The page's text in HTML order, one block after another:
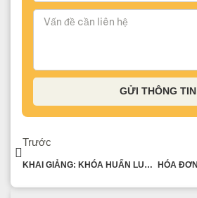
GỬI THÔNG TIN
Trước
KHAI GIẢNG: KHÓA HUẤN LUYỆN KẾ TOÁN THỰC CHIẾN